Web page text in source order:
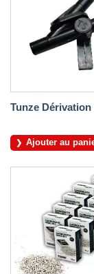
Tunze Dérivation
Ajouter au